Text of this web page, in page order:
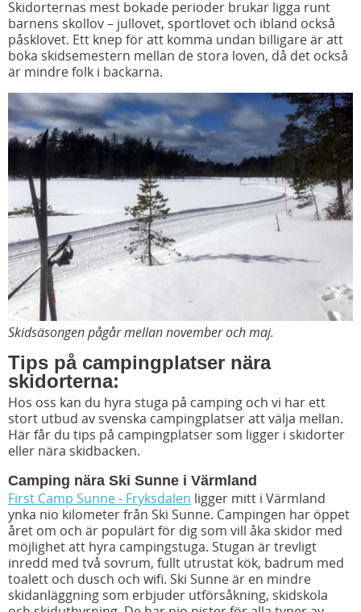
Skidorternas mest bokade perioder brukar ligga runt
barnens skollov – jullovet, sportlovet och ibland också
påsklovet. Ett knep för att komma undan billigare är att
boka skidsemestern mellan de stora loven, då det också
är mindre folk i backarna.
Skidsäsongen pågår mellan november och maj.
Tips på campingplatser nära
skidorterna:
Hos oss kan du hyra stuga på camping och vi har ett
stort utbud av svenska campingplatser att välja mellan.
Här får du tips på campingplatser som ligger i skidorter
eller nära skidbacken.
Camping nära Ski Sunne i Värmland
First Camp Sunne - Fryksdalen ligger mitt i Värmland
ynka nio kilometer från Ski Sunne. Campingen har öppet
året om och är populärt för dig som vill åka skidor med
möjlighet att hyra campingstuga. Stugan är trevligt
inredd med två sovrum, fullt utrustat kök, badrum med
toalett och dusch och wifi. Ski Sunne är en mindre
skidanläggning som erbjuder utförsåkning, skidskola